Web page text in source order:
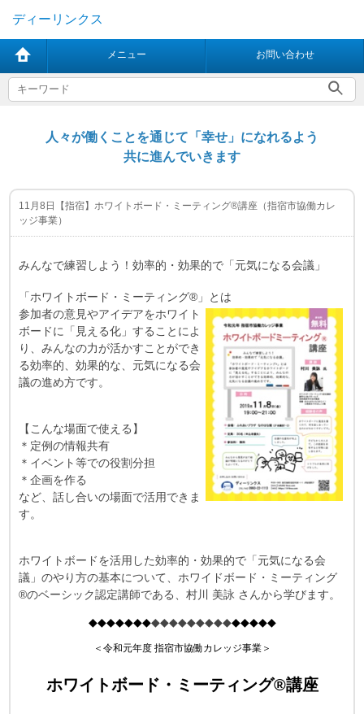
ディーリンクス
メニュー お問い合わせ
人々が働くことを通じて「幸せ」になれるよう
共に進んでいきます
11月8日【指宿】ホワイトボード・ミーティング®講座（指宿市協働カレ
ッジ事業）
みんなで練習しよう！効率的・効果的で「元気になる会議」
「ホワイトボード・ミーティング®」とは
参加者の意見やアイデアをホワイト
ボードに「見える化」することによ
り、みんなの力が活かすことができ
る効率的、効果的な、元気になる会
議の進め方です。
【こんな場面で使える】
＊定例の情報共有
＊イベント等での役割分担
＊企画を作る
など、話し合いの場面で活用できま
す。
ホワイトボードを活用した効率的・効果的で「元気になる会
議」のやり方の基本について、ホワイドボード・ミーティング
®のベーシック認定講師である、村川 美詠 さんから学びます。
◆◆◆◆◆◆◆◆◆◆◆◆◆◆◆◆◆◆◆◆◆
＜令和元年度 指宿市協働カレッジ事業＞
ホワイトボード・ミーティング®講座